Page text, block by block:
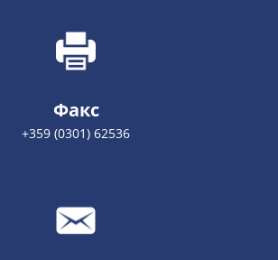
Факс
+359 (0301) 62536